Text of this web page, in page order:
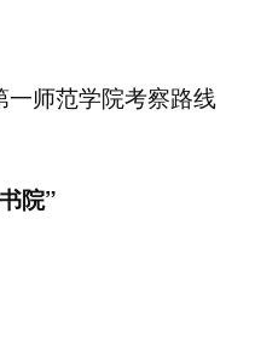
师范学院考察路线
院”